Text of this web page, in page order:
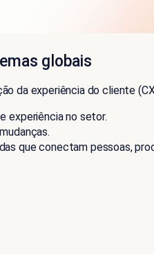
globais
da experiência do cliente
experiência no setor.
que conectam pessoas,